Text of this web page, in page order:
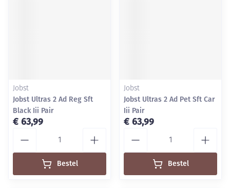
Jobst
Jobst Ultras 2 Ad Reg Sft
Black Iii Pair
€ 63,99
Bestel
Jobst
Jobst Ultras 2 Ad Pet Sft Car
Iii Pair
€ 63,99
Bestel